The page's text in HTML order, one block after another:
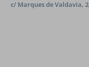
c/ Marques de Valdavia,